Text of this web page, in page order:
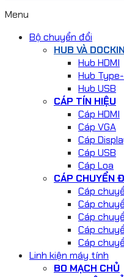
Menu
Bộ chuyển đổi
HUB VÀ
Hub HDMI
Hub
Hub USB
CÁP TÍN HIỆU
Cáp HDMI
Cáp VGA
Cáp
Cáp USB
Cáp Loa
CÁP CHUYỂN
Cáp
Cáp
Cáp
Cáp
Cáp
Linh kiện máy tính
BO MẠCH CHỦ